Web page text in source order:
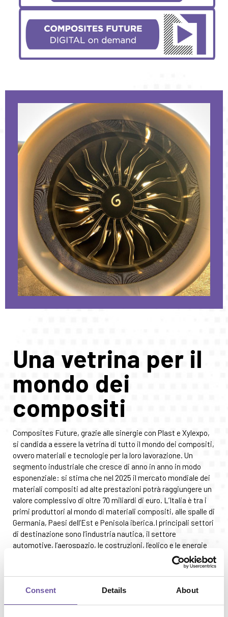
Consent Details About
Una vetrina per il
mondo dei
compositi
Composites Future, grazie alle sinergie con Plast e Xylexpo,
si candida a essere la vetrina di tutto il mondo dei compositi,
ovvero materiali e tecnologie per la loro lavorazione. Un
segmento industriale che cresce di anno in anno in modo
esponenziale: si stima che nel 2025 il mercato mondiale dei
materiali compositi ad alte prestazioni potrà raggiungere un
valore complessivo di oltre 70 miliardi di euro. L’Italia è tra i
primi produttori al mondo di materiali compositi, alle spalle di
Germania, Paesi dell’Est e Penisola iberica.I principali settori
di destinazione sono l’industria nautica, il settore
automotive, l’aerospazio, le costruzioni, l’eolico e le energie
alternative.I materiali compositi vengono utilizzati in
mercati estremamente dinamici, nei quali si prevede si
possano registrare tassi di crescita a due cifre nei prossimi
vent’anni: da qui la necessità di sperimentare nuove